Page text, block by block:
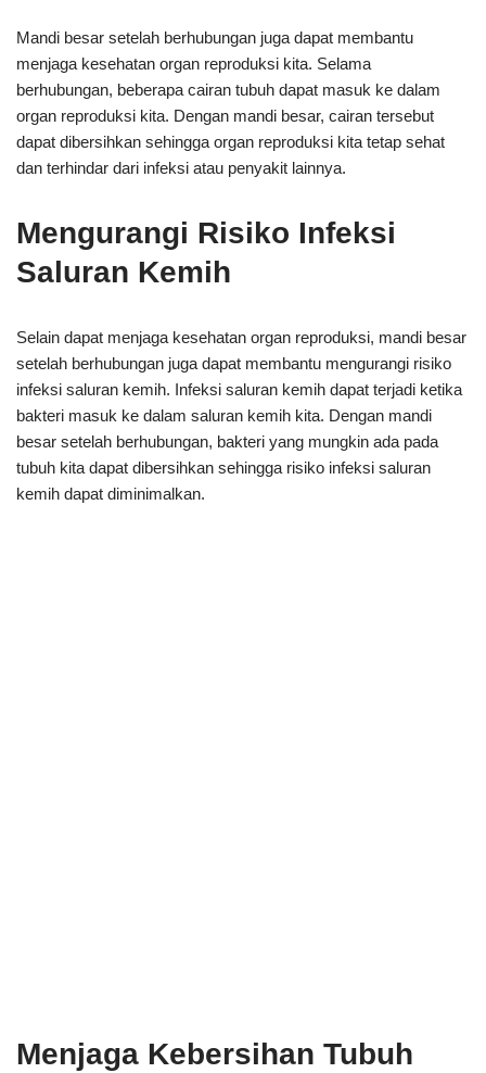
Mandi besar setelah berhubungan juga dapat membantu
menjaga kesehatan organ reproduksi kita. Selama
berhubungan, beberapa cairan tubuh dapat masuk ke dalam
organ reproduksi kita. Dengan mandi besar, cairan tersebut
dapat dibersihkan sehingga organ reproduksi kita tetap sehat
dan terhindar dari infeksi atau penyakit lainnya.
Mengurangi Risiko Infeksi
Saluran Kemih
Selain dapat menjaga kesehatan organ reproduksi, mandi besar
setelah berhubungan juga dapat membantu mengurangi risiko
infeksi saluran kemih. Infeksi saluran kemih dapat terjadi ketika
bakteri masuk ke dalam saluran kemih kita. Dengan mandi
besar setelah berhubungan, bakteri yang mungkin ada pada
tubuh kita dapat dibersihkan sehingga risiko infeksi saluran
kemih dapat diminimalkan.
Menjaga Kebersihan Tubuh